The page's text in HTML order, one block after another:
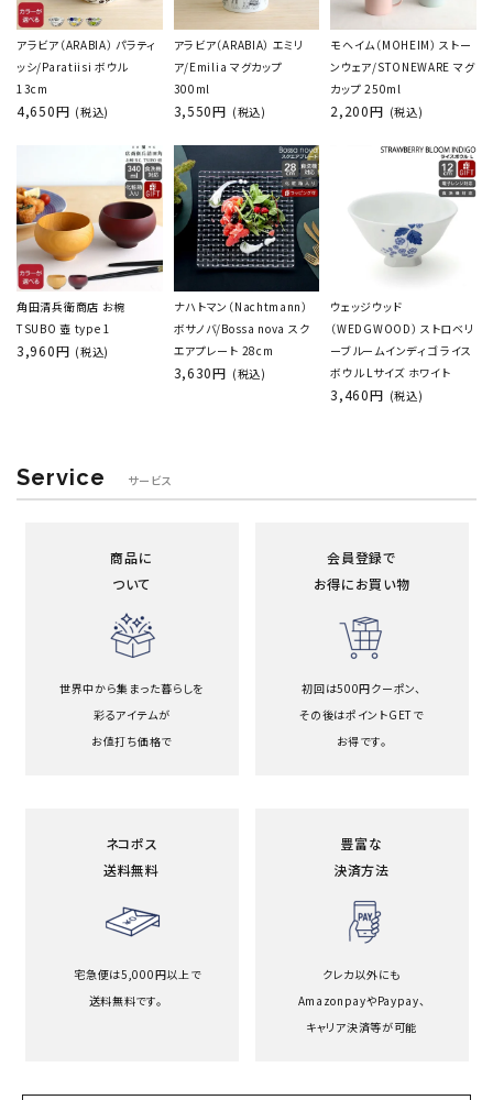
アラビア（ARABIA） パラティ
ッシ/Paratiisi ボウル
13cm
4,650円 (税込)
アラビア（ARABIA） エミリ
ア/Emilia マグカップ
300ml
3,550円 (税込)
モヘイム（MOHEIM） ストー
ンウェア/STONEWARE マグ
カップ 250ml
2,200円 (税込)
角田清兵衛商店 お椀
TSUBO 壺 type 1
3,960円 (税込)
ナハトマン（Nachtmann）
ボサノバ/Bossa nova スク
エアプレート 28cm
3,630円 (税込)
ウェッジウッド
（WEDGWOOD） ストロベリ
ーブルームインディゴ ライス
ボウル Lサイズ ホワイト
3,460円 (税込)
Service サービス
商品に
ついて
世界中から集まった暮らしを
彩るアイテムが
お値打ち価格で
会員登録で
お得にお買い物
初回は500円クーポン、
その後はポイントGETで
お得です。
ネコポス
送料無料
宅急便は5,000円以上で
送料無料です。
豊富な
決済方法
クレカ以外にも
AmazonpayやPaypay、
キャリア決済等が可能